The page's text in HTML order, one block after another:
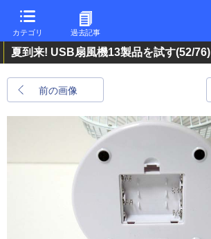
カテゴリ 過去記事
夏到来! USB扇風機13製品を試す(52/76)
前の画像